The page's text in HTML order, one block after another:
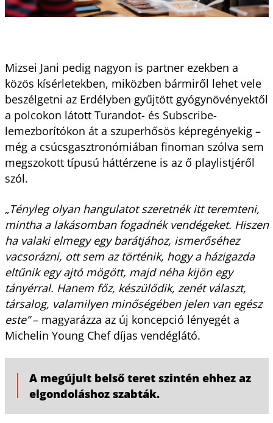
Mizsei Jani pedig nagyon is partner ezekben a
közös kísérletekben, miközben bármiről lehet vele
beszélgetni az Erdélyben gyűjtött gyógynövényektől
a polcokon látott Turandot- és Subscribe-
lemezborítókon át a szuperhősös képregényekig –
még a csúcsgasztronómiában finoman szólva sem
megszokott típusú háttérzene is az ő playlistjéről
szól.
„Tényleg olyan hangulatot szeretnék itt teremteni,
mintha a lakásomban fogadnék vendégeket. Hiszen
ha valaki elmegy egy barátjához, ismerőséhez
vacsorázni, ott sem az történik, hogy a házigazda
eltűnik egy ajtó mögött, majd néha kijön egy
tányérral. Hanem főz, készülődik, zenét választ,
társalog, valamilyen minőségében jelen van egész
este”– magyarázza az új koncepció lényegét a
Michelin Young Chef díjas vendéglátó.
A megújult belső teret szintén ehhez az
elgondoláshoz szabták.